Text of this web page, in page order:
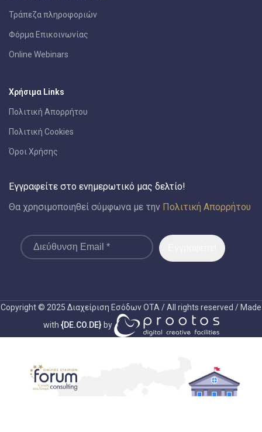
Τράπεζα πληροφοριών
Φόρμα Επικοινωνίας
Online Webinars
Χρήσιμα Links
Πολιτική Απορρήτου
Πολιτική Cookies
Όροι Χρήσης
Εγγραφείτε στο ενημερωτικό μας δελτίο!
Θα χρησιμοποιηθεί σύμφωνα με την Πολιτική Απορρήτου
Copyright © 2025 Διαχείριση Εσόδων ΟΤΑ / All rights reserved / Made
with {DE.CO.DE} by